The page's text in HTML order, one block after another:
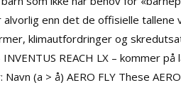
enn det de offisielle
klimautfordringer og
REACH LX – kommer
(a > å) AERO FLY These